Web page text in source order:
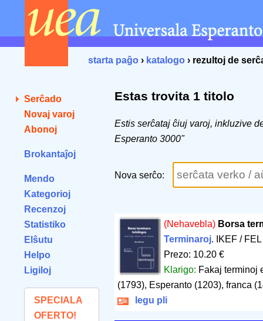
starta paĝo › katalogo › rezultoj de
Serĉado
Novaj varoj
Abonoj
Brokantaĵoj
Mendo
Kategorioj
Recenzoj
Statistiko
Elŝutu
Helpo
Ligiloj
SPECIALA
OFERTO!
Estas trovita 1 titolo
Estis serĉataj ĉiuj varoj, inkluzive
Esperanto 3000"
Nova serĉo:
(Nehavebla) Borsa
Terminaroj. IKEF /
Prezo: 10.20 €
Klarigo: Fakaj terminoj
(1793), Esperanto (1203), franca
legu pli